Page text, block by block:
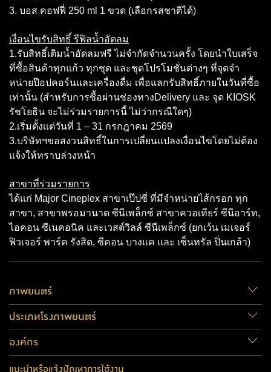
3. บอส คอฟฟี่ 250 ml 1 ขวด (เลือกรสชาติได้)
เงื่อนไขรับสิทธิ์ รีฟิลน้ำอัดลม
1.รับสิทธิ์เติมน้ำอัดลมฟรี ไม่จำกัดจำนวนครั้ง โดยนำใบเสร็จ
ที่ซื้อสินค้าทุกแก้ว ทุกชุด และชุดโปรโมชั่นต่างๆ ที่จุดจำ
หน่ายป๊อปคอร์นและเครื่องดื่ม เพื่อแลกรับสิทธิ์ภายในวันที่ซื้อ
เท่านั้น (สำหรับการซื้อผ่านช่องทางDelivery และ จุด KIOSK
รัชโยธิน จะไม่ร่วมรายการนี้ ไม่ว่ากรณีใดๆ)
2.เริ่มตั้งเเต่วันที่ 1 – 31 กรกฎาคม 2569
3.บริษัทฯขอสงวนสิทธิ์ในการเปลี่ยนแปลงเงื่อนไขโดยไม่ต้อง
แจ้งให้ทราบล่วงหน้า
สาขาที่ร่วมรายการ
ได้แก่ Major Cineplex สาขาเป๊ปซี่ ที่มีจำหน่ายไส้กรอก ทุก
สาขา, สาขาพรอมานาด ซีนีเพล็กซ์ สาขาควอเทียร์ ซีนีอาร์ท,
ไอคอน ซีเนคอนิค และเวสต์วิลล์ ซีนีเพล็กซ์ (ยกเว้น เมเจอร์
ฟิวเจอร์ พาร์ค รังสิต, ซีคอน บางแค และ เซ็นทรัล ปิ่นเกล้า)
ภาพยนตร์
ประเภทโรงภาพยนตร์
องค์กร
แนะนำหรือแจ้งปัญหาการใช้งาน